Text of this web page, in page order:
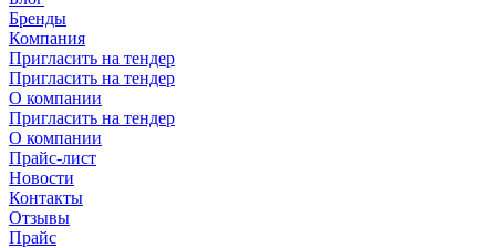
Бренды
Компания
Пригласить на тендер
Пригласить на тендер
О компании
Пригласить на тендер
О компании
Прайс-лист
Новости
Контакты
Отзывы
Прайс